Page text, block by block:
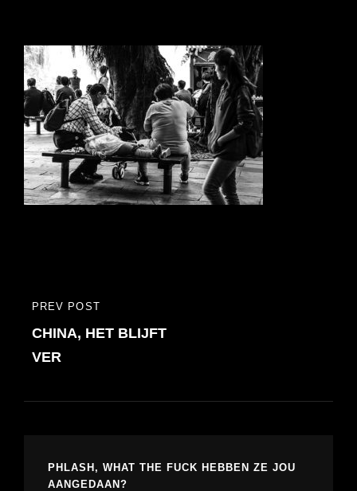
Bericht
navigatie
PREVIOUS
POST
PREV POST
CHINA, HET BLIJFT
VER
PHLASH, WHAT THE FUCK HEBBEN ZE JOU
AANGEDAAN?